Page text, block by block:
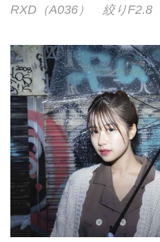
RXD（A036） 絞り